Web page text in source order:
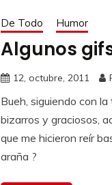
De Todo Humor
Algunos
12, octubre, 2011
Bueh, siguiendo con
bizarros y graciosos,
que me hicieron reír
araña ?